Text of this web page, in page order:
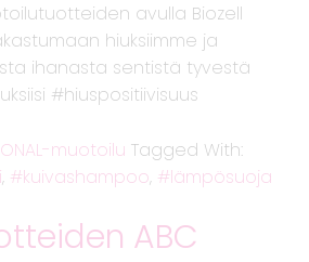
avulla Biozell
hiuksiimme ja
ihanasta sentistä tyvestä
#hiuspositiivisuus
muotoilu Tagged With:
, kuivashampoo, lämpösuoja
ABC